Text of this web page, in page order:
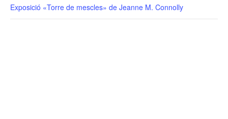
Exposició «Torre de mescles» de Jeanne M. Connolly